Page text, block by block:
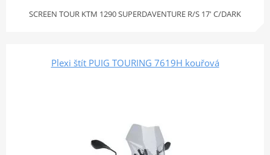
SCREEN TOUR KTM 1290 SUPERDAVENTURE R/S 17' C/DARK
Plexi štít PUIG TOURING 7619H kouřová